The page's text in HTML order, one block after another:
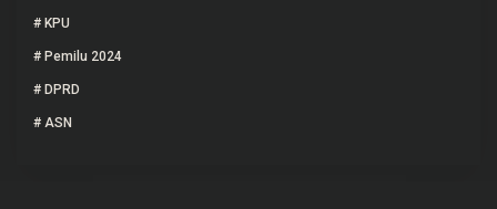
# KPU
# Pemilu 2024
# DPRD
# ASN